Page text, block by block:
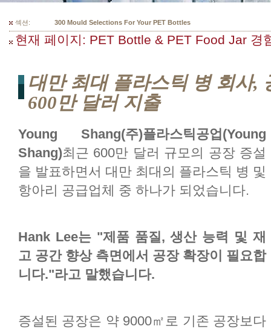
섹션: 300 Mould Selections For Your PET Bottles
현재 페이지: PET Bottle & PET Food Jar 경
대만 최대 플라스틱 병 회사,
600만 달러 지출
Young Shang(주)플라스틱공업(Young
Shang)최근 600만 달러 규모의 공장 증설
을 발표하면서 대만 최대의 플라스틱 병 및
항아리 공급업체 중 하나가 되었습니다.
Hank Lee는 "제품 품질, 생산 능력 및 재
고 공간 향상 측면에서 공장 확장이 필요합
니다."라고 말했습니다.
증설된 공장은 약 9000㎡로 기존 공장보다